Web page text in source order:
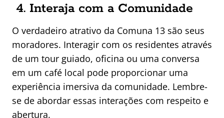
4. Interaja com a Comunidade
O verdadeiro atrativo da Comuna 13 são seus
moradores. Interagir com os residentes através
de um tour guiado, oficina ou uma conversa
em um café local pode proporcionar uma
experiência imersiva da comunidade. Lembre-
se de abordar essas interações com respeito e
abertura.